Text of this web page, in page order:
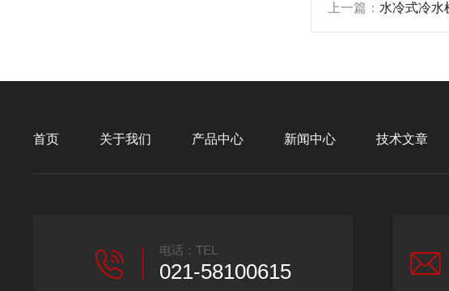
上一篇： 水冷式冷水
首页 关于我们 产品中心 新闻中心 技术文章
电话：TEL
021-58100615